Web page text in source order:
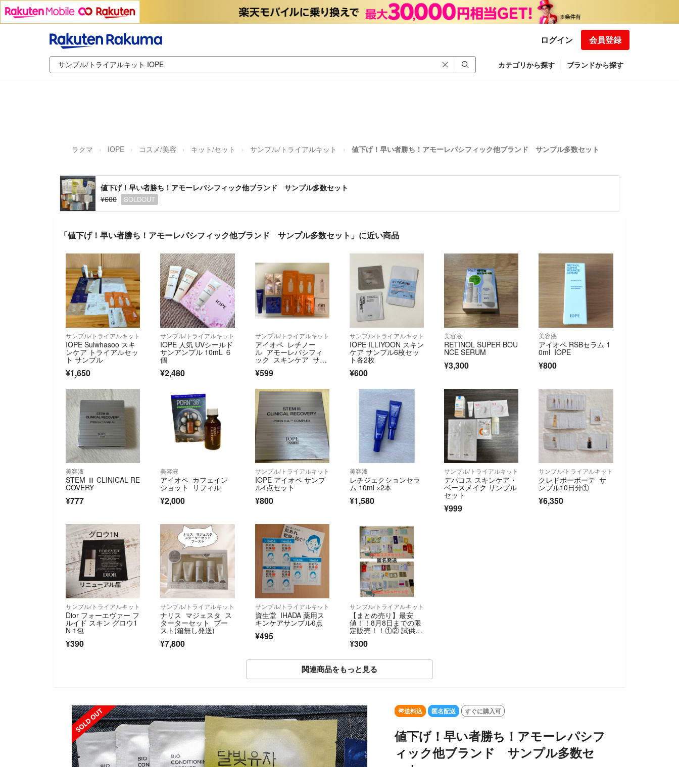
ログイン 会員登録
カテゴリから探す ブランドから探す
ラクマ IOPE コスメ/美容 キット/セット サンプル/トライアルキット 値下げ！早い者勝ち！アモーレパシフィック他ブランド サンプル多数セット
値下げ！早い者勝ち！アモーレパシフィック他ブランド サンプル多数セット
¥600
SOLDOUT
「値下げ！早い者勝ち！アモーレパシフィック他ブランド サンプル多数セット」に近い商品
サンプル/トライアルキット
IOPE Sulwhasoo スキ
ンケア トライアルセッ
ト サンプル
¥1,650
サンプル/トライアルキット
IOPE 人気 UVシールド
サンアンプル 10mL ６
個
¥2,480
サンプル/トライアルキット
アイオペ レチノー
ル アモーレパシフィ
ック スキンケア サン
プル 計12点
¥599
サンプル/トライアルキット
IOPE ILLIYOON スキン
ケア サンプル6枚セッ
ト各2枚
¥600
美容液
RETINOL SUPER BOU
NCE SERUM
¥3,300
美容液
アイオペ RSBセラム 1
0ml IOPE
¥800
美容液
STEM Ⅲ CLINICAL RE
COVERY
¥777
美容液
アイオペ カフェイン
ショット リフィル
¥2,000
サンプル/トライアルキット
IOPE アイオペ サンプ
ル4点セット
¥800
美容液
レチジェクションセラ
ム 10ml ×2本
¥1,580
サンプル/トライアルキット
デパコス スキンケア・
ベースメイク サンプル
セット
¥999
サンプル/トライアルキット
クレドポーボーテ サ
ンプル10日分①
¥6,350
サンプル/トライアルキット
Dior フォーエヴァー フ
ルイド スキン グロウ1
N 1包
¥390
サンプル/トライアルキット
ナリス マジェスタ ス
ターターセット ブー
スト(箱無し発送)
¥7,800
サンプル/トライアルキット
資生堂 IHADA 薬用ス
キンケアサンプル6点
¥495
サンプル/トライアルキット
【まとめ売り】最安
値！！8月8日までの限
定販売！！①② 試供品
液・クリーム(乳液)の
¥300
関連商品をもっと見る
SOLD OUT SOLD OUT
送料込 匿名配送 すぐに購入可
値下げ！早い者勝ち！アモーレパシフ
ィック他ブランド サンプル多数セ